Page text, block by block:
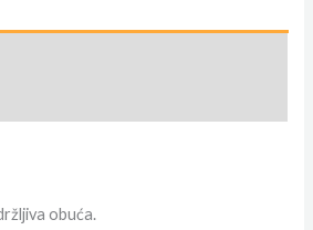
obuća.